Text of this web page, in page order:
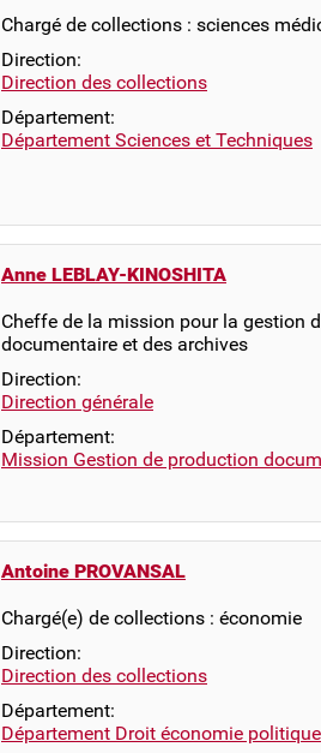
Chargé de collections : sciences
Direction:
Direction des collections
Département:
Département Sciences et Techniques
Anne LEBLAY-KINOSHITA
Cheffe de la mission pour la gestion
documentaire et des archives
Direction:
Direction générale
Département:
Mission Gestion de production
Antoine PROVANSAL
Chargé(e) de collections : économie
Direction:
Direction des collections
Département:
Département Droit économie politique